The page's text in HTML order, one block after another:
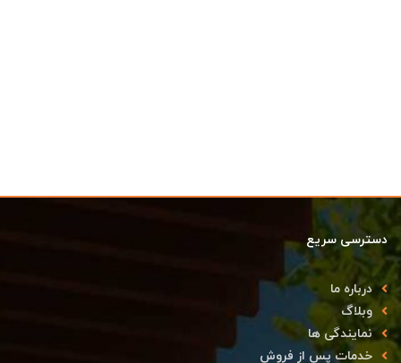
دسترسی سریع
درباره ما
وبلاگ
نمایندگی ها
خدمات پس از فروش